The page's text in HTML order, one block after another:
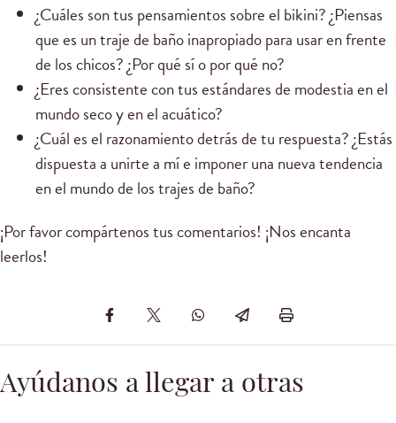
¿Cuáles son tus pensamientos sobre el bikini? ¿Piensas
que es un traje de baño inapropiado para usar en frente
de los chicos? ¿Por qué sí o por qué no?
¿Eres consistente con tus estándares de modestia en el
mundo seco y en el acuático?
¿Cuál es el razonamiento detrás de tu respuesta? ¿Estás
dispuesta a unirte a mí e imponer una nueva tendencia
en el mundo de los trajes de baño?
¡Por favor compártenos tus comentarios! ¡Nos encanta
leerlos!
Ayúdanos a llegar a otras